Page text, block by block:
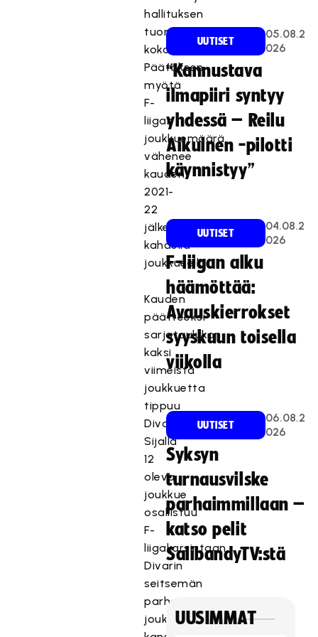
hallituksen
tuoreimmassa
kokouksessa.
Päätöksen
myötä
F-
liigan
joukkuemäärä
vähenee
kauden
2021-
22
jälkeen
kahdella
joukkueella.
Kauden
päätteeksi
sarjataulukon
kaksi
viimeistä
joukkuetta
tippuu
Divariin.
Sijalla
12
oleva
joukkue
osallistuu
F-
liigakarsintaan
Divarin
seitsemän
parhaan
joukkueen
UUTISET
05.08.2
026
“Kannustava
ilmapiiri syntyy
yhdessä – Reilu
Aikuinen -pilotti
käynnistyy”
UUTISET
04.08.2
026
F-liigan alku
häämöttää:
Avauskierrokset
syyskuun toisella
viikolla
UUTISET
06.08.2
026
Syksyn
turnausvilske
parhaimmillaan –
katso pelit
SalibandyTV:stä
UUSIMMAT